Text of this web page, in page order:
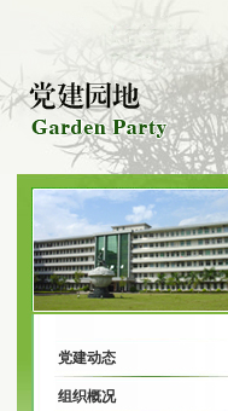
党建动态
组织概况